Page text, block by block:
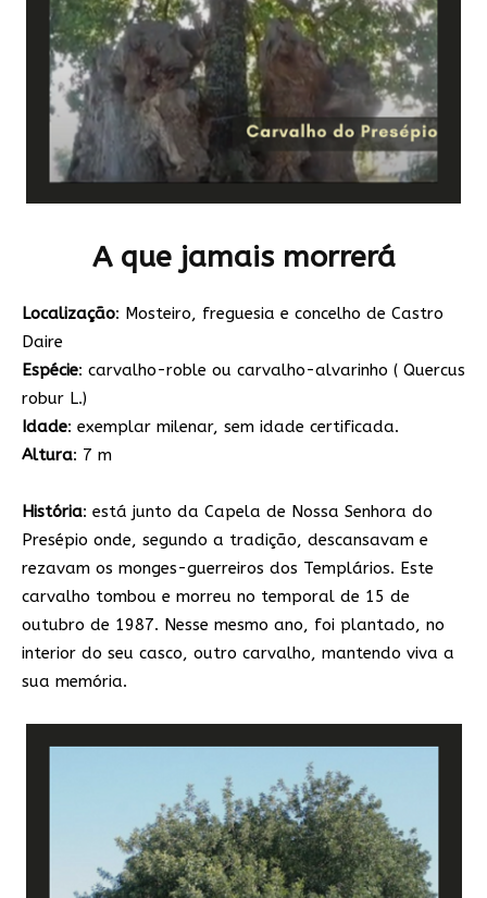
A que jamais morrerá
Localização: Mosteiro, freguesia e concelho de Castro
Daire
Espécie: carvalho-roble ou carvalho-alvarinho ( Quercus
robur L.)
Idade: exemplar milenar, sem idade certificada.
Altura: 7 m
História: está junto da Capela de Nossa Senhora do
Presépio onde, segundo a tradição, descansavam e
rezavam os monges-guerreiros dos Templários. Este
carvalho tombou e morreu no temporal de 15 de
outubro de 1987. Nesse mesmo ano, foi plantado, no
interior do seu casco, outro carvalho, mantendo viva a
sua memória.